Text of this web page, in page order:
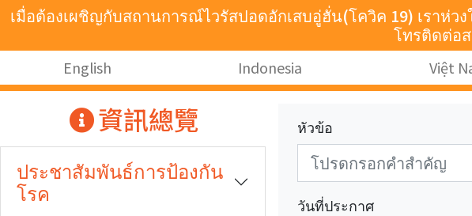
跳至主要內容
เมื่อต้องเผชิญกับสถานการณ์ไวรัสปอดอักเสบอู่ฮั่น(โควิค 19) เราห่
โทรติดต่อ
English Indonesia Việt
資訊總覽
ประชาสัมพันธ์การป้องกัน
โรค
หัวข้อ
วันที่ประกาศ